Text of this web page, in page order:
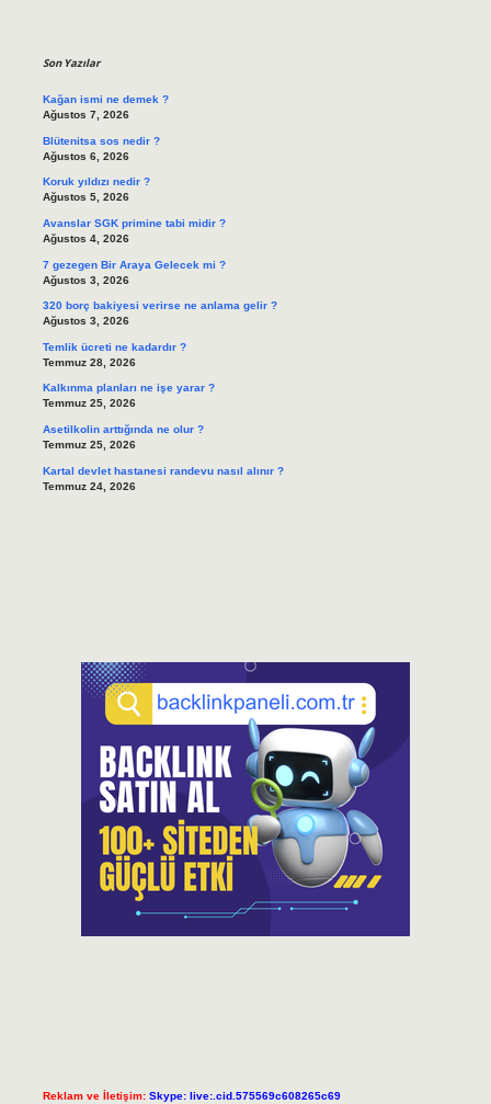
Son Yazılar
Kağan ismi ne demek ?
Ağustos 7, 2026
Blütenitsa sos nedir ?
Ağustos 6, 2026
Koruk yıldızı nedir ?
Ağustos 5, 2026
Avanslar SGK primine tabi midir ?
Ağustos 4, 2026
7 gezegen Bir Araya Gelecek mi ?
Ağustos 3, 2026
320 borç bakiyesi verirse ne anlama gelir ?
Ağustos 3, 2026
Temlik ücreti ne kadardır ?
Temmuz 28, 2026
Kalkınma planları ne işe yarar ?
Temmuz 25, 2026
Asetilkolin arttığında ne olur ?
Temmuz 25, 2026
Kartal devlet hastanesi randevu nasıl alınır ?
Temmuz 24, 2026
Reklam ve İletişim: Skype: live:.cid.575569c608265c69